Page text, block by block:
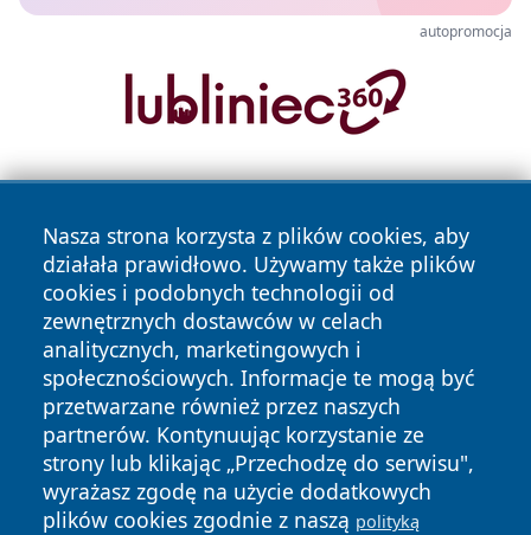
autopromocja
Nasza strona korzysta z plików cookies, aby
działała prawidłowo. Używamy także plików
cookies i podobnych technologii od
zewnętrznych dostawców w celach
analitycznych, marketingowych i
społecznościowych. Informacje te mogą być
przetwarzane również przez naszych
partnerów. Kontynuując korzystanie ze
strony lub klikając „Przechodzę do serwisu",
wyrażasz zgodę na użycie dodatkowych
plików cookies zgodnie z naszą polityką
Copyright © 2026 informacjelodzkie.pl Wszystkie prawa
zastrzeżone.
News Autorzy
Polityka
Prywatności
Polityka
Cookies